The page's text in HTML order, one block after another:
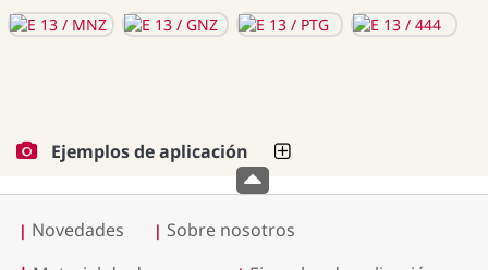
Ejemplos de aplicación
| Novedades | Sobre nosotros